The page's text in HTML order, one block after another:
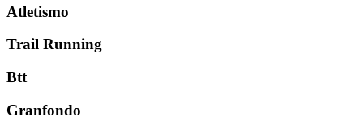
Atletismo
Trail Running
Btt
Granfondo